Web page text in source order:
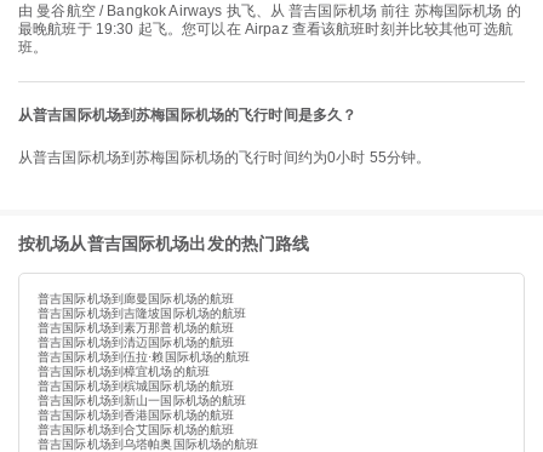
由 曼谷航空 / Bangkok Airways 执飞、从 普吉国际机场 前往 苏梅国际机场 的
最晚航班于 19:30 起飞。您可以在 Airpaz 查看该航班时刻并比较其他可选航
班。
从普吉国际机场到苏梅国际机场的飞行时间是多久？
从普吉国际机场到苏梅国际机场的飞行时间约为0小时 55分钟。
按机场从普吉国际机场出发的热门路线
普吉国际机场到廊曼国际机场的航班
普吉国际机场到吉隆坡国际机场的航班
普吉国际机场到素万那普机场的航班
普吉国际机场到清迈国际机场的航班
普吉国际机场到伍拉·赖国际机场的航班
普吉国际机场到樟宜机场的航班
普吉国际机场到槟城国际机场的航班
普吉国际机场到新山一国际机场的航班
普吉国际机场到香港国际机场的航班
普吉国际机场到合艾国际机场的航班
普吉国际机场到乌塔帕奥国际机场的航班